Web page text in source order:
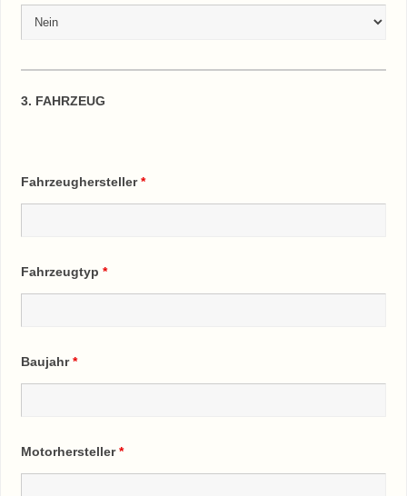
3. FAHRZEUG
Fahrzeughersteller*
Fahrzeugtyp *
Baujahr*
Motorhersteller*